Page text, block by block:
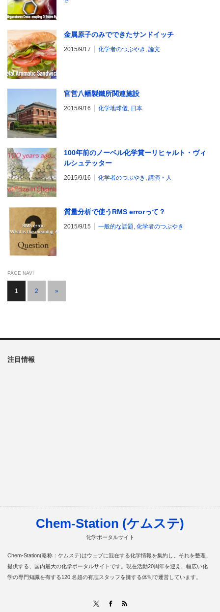
金属原子のみでできたサンドイッチ
2015/9/17 化学者のつぶやき , 論文
官営八幡製鐵所関連施設
2015/9/16 化学地球儀, 日本
100年前のノーベル化学賞ーリヒャルト・ヴィ
ルシュテッター
2015/9/16 化学者のつぶやき , 講演・人
質量分析で使うRMS errorって？
2015/9/15 一般的な話題, 化学者のつぶやき
PAGE NAVI
1 2 »
注目情報
Chem-Station (ケムステ)
化学ポータルサイト
Chem-Station(略称：ケムステ)はウェブに混在する化学情報を集約し、それを整理、
提供する、国内最大の化学ポータルサイトです。現在活動20周年を迎え、幅広い化
学の専門知識を有する120 名超の有志スタッフを擁する体制で運営しています。
Facebook